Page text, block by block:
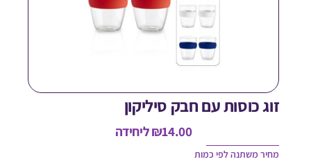
כוסות עם חבק סיליקון
₪ליחידה
משתנה לפי כמות